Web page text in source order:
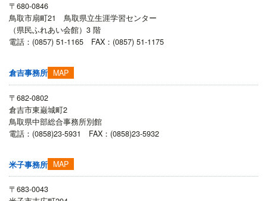
〒680-0846
鳥取市扇町21 鳥取県立生涯学習センター
（県民ふれあい会館）3 階
電話：(0857) 51-1165 FAX：(0857) 51-1175
倉吉事務所 MAP
〒682-0802
倉吉市東巌城町2
鳥取県中部総合事務所別館
電話：(0858)23-5931 FAX：(0858)23-5932
米子事務所 MAP
〒683-0043